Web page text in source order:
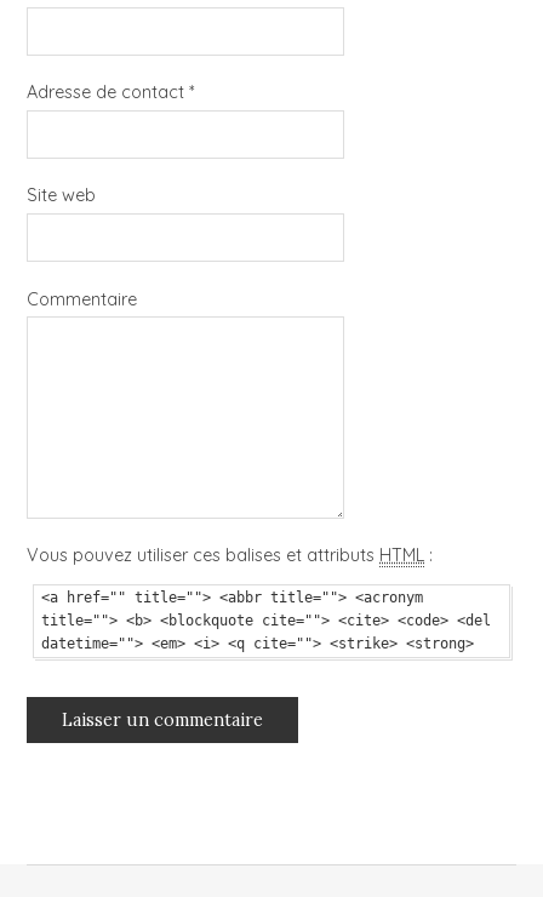
Adresse de contact*
Site web
Commentaire
Vous pouvez utiliser ces balises et attributs HTML :
<a href="" title=""> <abbr title=""> <acronym
title=""> <b> <blockquote cite=""> <cite> <code> <del
datetime=""> <em> <i> <q cite=""> <strike> <strong>